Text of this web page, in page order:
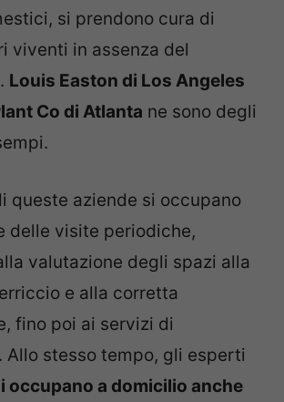
si prendono cura di
viventi in assenza del
Louis Easton di Los Angeles
Co di Atlanta ne sono degli
queste aziende si occupano
delle visite periodiche,
valutazione degli spazi alla
e alla corretta
fino poi ai servizi di
Allo stesso tempo, gli esperti
occupano a domicilio anche